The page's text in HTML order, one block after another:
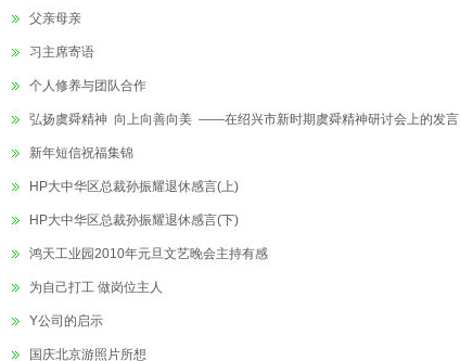
父亲母亲
习主席寄语
个人修养与团队合作
弘扬虞舜精神 向上向善向美 ——在绍兴市新时期虞舜精神研讨会上的发言
新年短信祝福集锦
HP大中华区总裁孙振耀退休感言(上)
HP大中华区总裁孙振耀退休感言(下)
鸿天工业园2010年元旦文艺晚会主持有感
为自己打工 做岗位主人
Y公司的启示
国庆北京游照片所想